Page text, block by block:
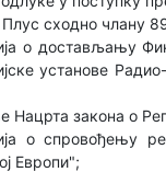
сходно члану
о достављању
установе
Нацрта закона о
о спровођењу
Европи";